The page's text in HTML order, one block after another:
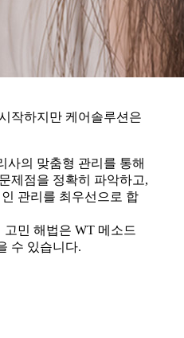
작하지만 케어솔루션은
사의 맞춤형 관리를 통해
제점을 정확히 파악하고,
관리를 최우선으로 합
민 해법은 WT 메소드
수 있습니다.